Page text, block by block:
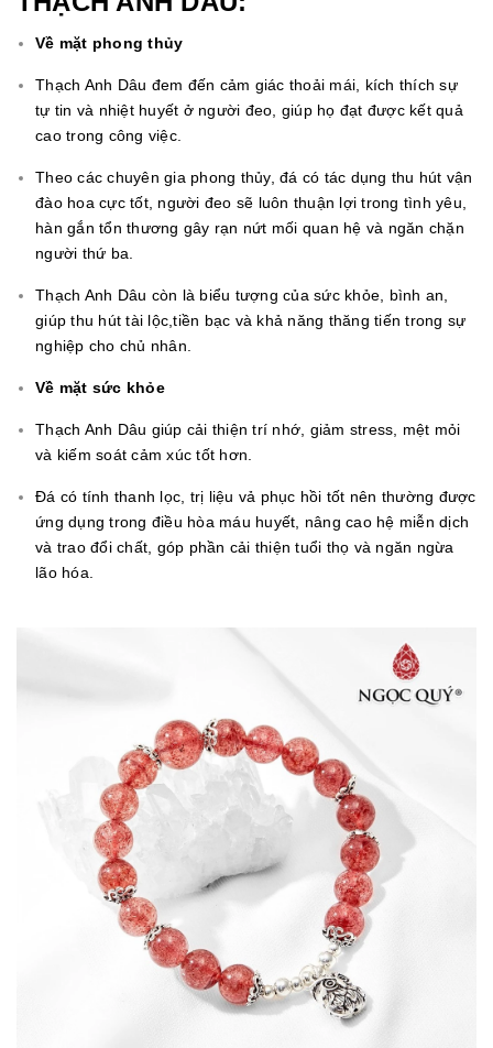
Về mặt phong thủy
Thạch Anh Dâu đem đến cảm giác thoải mái, kích thích sự
tự tin và nhiệt huyết ở người đeo, giúp họ đạt được kết quả
cao trong công việc.
Theo các chuyên gia phong thủy, đá có tác dụng thu hút vận
đào hoa cực tốt, người đeo sẽ luôn thuận lợi trong tình yêu,
hàn gắn tổn thương gây rạn nứt mối quan hệ và ngăn chặn
người thứ ba.
Thạch Anh Dâu còn là biểu tượng của sức khỏe, bình an,
giúp thu hút tài lộc,tiền bạc và khả năng thăng tiến trong sự
nghiệp cho chủ nhân.
Về mặt sức khỏe
Thạch Anh Dâu giúp cải thiện trí nhớ, giảm stress, mệt mỏi
và kiếm soát cảm xúc tốt hơn.
Đá có tính thanh lọc, trị liệu vả phục hồi tốt nên thường được
ứng dụng trong điều hòa máu huyết, nâng cao hệ miễn dịch
và trao đổi chất, góp phần cải thiện tuổi thọ và ngăn ngừa
lão hóa.